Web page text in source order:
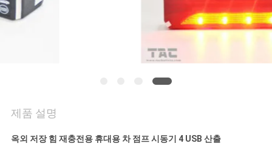
문
소
제품 설명
옥외 저장 힘 재충전용 휴대용 차 점프 시동기 4 USB 산출